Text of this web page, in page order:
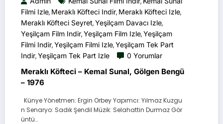
Filmi Izle, Meraklı Köfteci Indir, Meraklı Köfteci Izle,
Meraklı Köfteci Seyret,Yeşilçam Davacı Izle,
Yeşilçam Film Indir,Yeşilçam Film Izle,Yeşilçam
Filmi Indir,Yeşilçam Filmi Izle,Yeşilçam Tek Part
Indir,Yeşilçam Tek Part Izle 0 Yorumlar
Meraklı Köfteci – Kemal Sunal, Gölgen Bengü
– 1976
Künye Yönetmen: Ergin Orbey Yapımcı: Yılmaz Kuzgu
n Senaryo: Sadık Şendil Müzik: Selahattin Durmaz Gör
üntü…